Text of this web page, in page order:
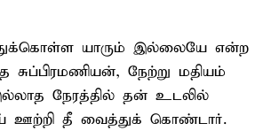
யாரும் இல்லையே என்ற
சுப்பிரமணியன், நேற்று மதியம்
நேரத்தில் தன் உடலில்
தீ வைத்துக் கொண்டார்.